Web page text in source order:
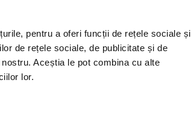
pentru a oferi funcții de rețele sociale și
de rețele sociale, de publicitate și de
Aceștia le pot combina cu alte
lor.